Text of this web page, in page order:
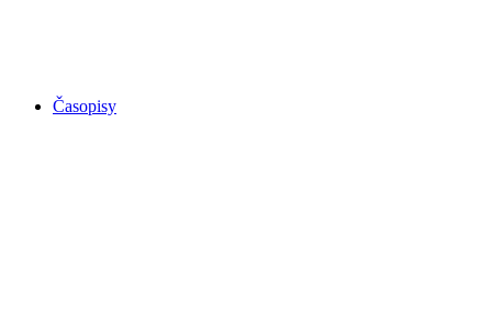
Časopisy